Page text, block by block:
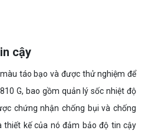
cậy
táo bạo và được thử nghiệm để
G, bao gồm quản lý sốc nhiệt độ
chứng nhận chống bụi và chống
thiết kế của nó đảm bảo độ tin cậy